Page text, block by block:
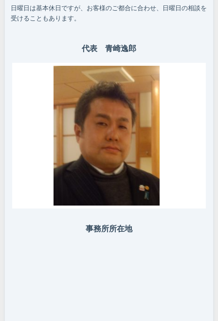
日曜日は基本休日ですが、お客様のご都合に合わせ、日曜日の相談を
受けることもあります。
代表 青崎逸郎
事務所所在地